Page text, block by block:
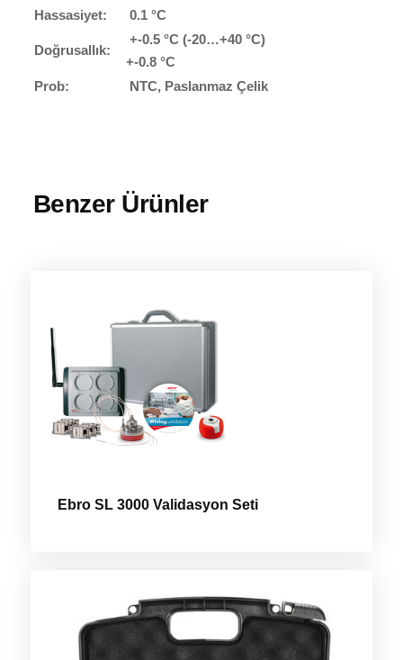
Hassasiyet:
0.1 °C
Doğrusallık:
+-0.5 °C (-20…+40 °C)
+-0.8 °C
Prob:
NTC, Paslanmaz Çelik
Benzer Ürünler
Ebro SL 3000 Validasyon Seti